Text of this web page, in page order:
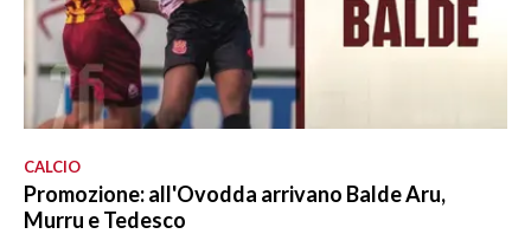
CALCIO
Promozione: all'Ovodda arrivano Balde Aru,
Murru e Tedesco